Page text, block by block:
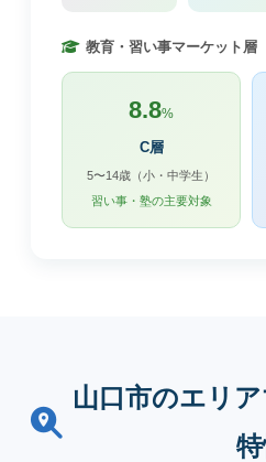
教育・習い事マーケット層
8.8%
C層
5〜14歳（小・中学生）
習い事・塾の主要対象
山口市のエリ